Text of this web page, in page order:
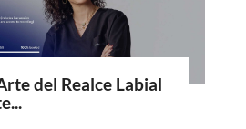
del Realce Labial